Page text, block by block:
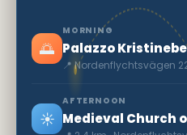
🌅
MORNING
Palazzo
📍 Nordenflychtsvägen
☀️
AFTERNOON
Medieval Church